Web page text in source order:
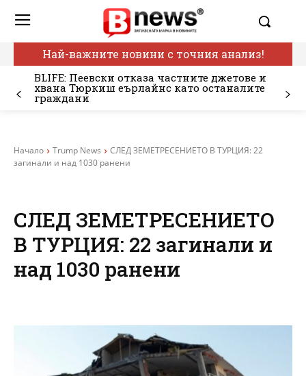
Най-важните новини с точния анализ!
BLIFE: Пеевски отказа частните джетове и
хвана Тюркиш еърлайнс като останалите
граждани
Начало Trump News
СЛЕД ЗЕМЕТРЕСЕНИЕТО В ТУРЦИЯ: 22
загинали и над 1030 ранени
СЛЕД ЗЕМЕТРЕСЕНИЕТО
В ТУРЦИЯ: 22 загинали и
над 1030 ранени